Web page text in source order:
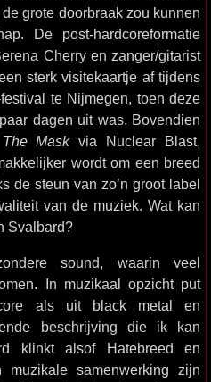
grote doorbraak zou kunnen
De post-hardcoreformatie
Cherry en zanger/gitarist
sterk visitekaartje af tijdens
te Nijmegen, toen deze
dagen uit was. Bovendien
Maskvia Nuclear Blast,
wordt om een breed
de steun van zo’n groot label
van de muziek. Wat kan
Svalbard?
sound, waarin veel
In muzikaal opzicht put
als uit black metal en
beschrijving die ik kan
klinkt alsof Hatebreed en
samenwerking zijn